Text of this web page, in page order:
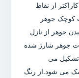
از نقاط
کوچک جوهر
جوهر از نازل
جوهر شارژ شده
تشکیل می
می شود.از رنگ